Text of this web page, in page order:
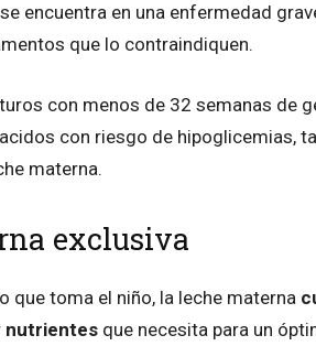
encuentra en una enfermedad
que lo contraindiquen.
con menos de 32 semanas de
con riesgo de hipoglicemias,
materna.
exclusiva
que toma el niño, la leche materna
nutrientes que necesita para un